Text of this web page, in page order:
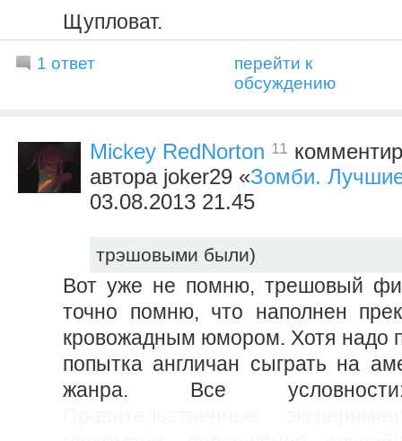
Щупловат.
1 ответ
перейти к
обсуждению
Mickey RedNorton 11
автора joker29 «Зомби.
03.08.2013 21.45
трэшовыми были)
Вот уже не помню, трешовый
точно помню, что наполнен
кровожадным юмором. Хотя надо
попытка англичан сыграть на
жанра. Все